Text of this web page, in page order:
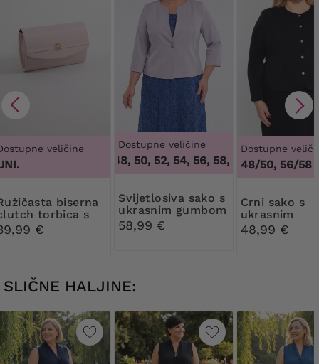
veličine
torbica s
€
Dostupne veličine
46, 48, 50, 52, 54, 56, 58, 60, 62, 64 ,46,
Svijetlosiva sako s
ukrasnim gumbom
58,99 €
Dostupne
48/50, 56/58
Crni sako s
ukrasnim
gumbima
48,99 €
SLIČNE HALJINE: